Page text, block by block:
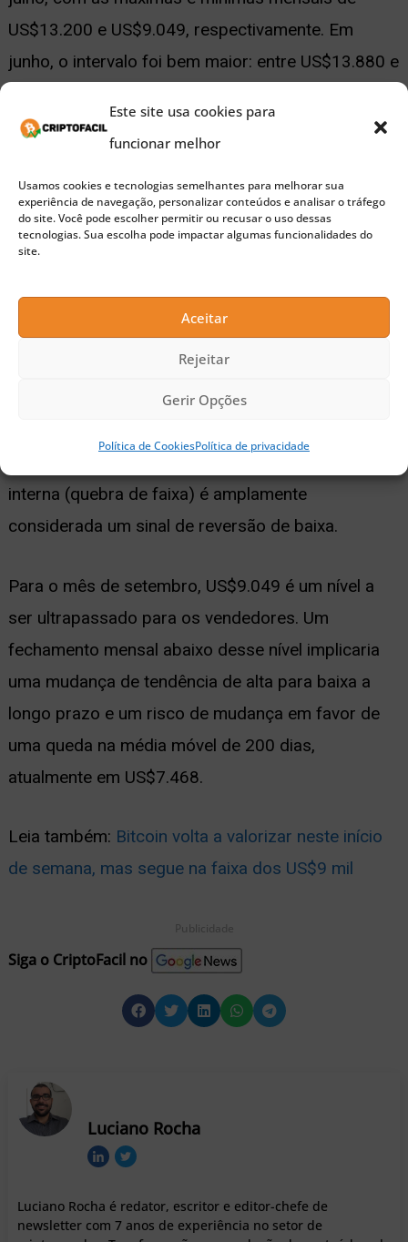
Este site usa cookies para
funcionar melhor
Usamos cookies e tecnologias semelhantes para melhorar sua
experiência de navegação, personalizar conteúdos e analisar o tráfego
do site. Você pode escolher permitir ou recusar o uso dessas
tecnologias. Sua escolha pode impactar algumas funcionalidades do
site.
Aceitar
Rejeitar
Gerir Opções
Política de CookiesPolítica de privacidade
US$13.200 e US$9.049, respectivamente. Em
junho, o intervalo foi bem maior: entre US$13.880 e
Essencialmente, a configuração da barra interna
representa uma faixa de preço mais estreita,
caracterizada por fundos mais altos e topos mais
baixos – um sinal de um
mercado
🚀 Buscando a próxima moeda 100x?
interna (quebra de faixa) é amplamente
considerada um sinal de reversão de baixa.
Para o mês de setembro, US$9.049 é um nível a
ser ultrapassado para os vendedores. Um
fechamento mensal abaixo desse nível implicaria
uma mudança de tendência de alta para baixa a
longo prazo e um risco de mudança em favor de
uma queda na média móvel de 200 dias,
atualmente em US$7.468.
Leia também: Bitcoin volta a valorizar neste início
de semana, mas segue na faixa dos US$9 mil
Publicidade
Siga o CriptoFacil no
Luciano Rocha
Luciano Rocha é redator, escritor e editor-chefe de
newsletter com 7 anos de experiência no setor de